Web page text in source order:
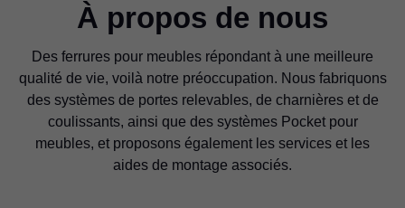
À propos de nous
Des ferrures pour meubles répondant à une meilleure
qualité de vie, voilà notre préoccupation. Nous fabriquons
des systèmes de portes relevables, de charnières et de
coulissants, ainsi que des systèmes Pocket pour
meubles, et proposons également les services et les
aides de montage associés.